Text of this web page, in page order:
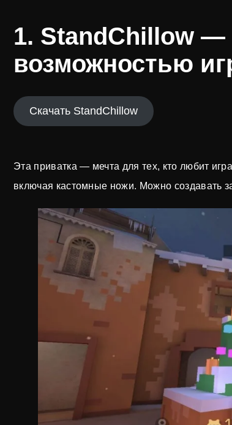
1. StandChillow
возможностью
Скачать StandChillow
Эта приватка — мечта для тех, кто любит
включая кастомные ножи. Можно создавать